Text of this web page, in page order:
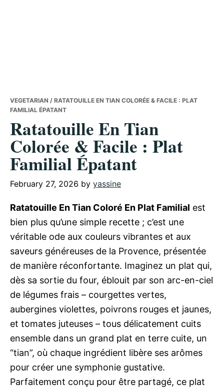
VEGETARIAN / RATATOUILLE EN TIAN COLORÉE & FACILE : PLAT
FAMILIAL ÉPATANT
Ratatouille En Tian
Colorée & Facile : Plat
Familial Épatant
February 27, 2026 by yassine
Ratatouille En Tian Coloré En Plat Familial est
bien plus qu’une simple recette ; c’est une
véritable ode aux couleurs vibrantes et aux
saveurs généreuses de la Provence, présentée
de manière réconfortante. Imaginez un plat qui,
dès sa sortie du four, éblouit par son arc-en-ciel
de légumes frais – courgettes vertes,
aubergines violettes, poivrons rouges et jaunes,
et tomates juteuses – tous délicatement cuits
ensemble dans un grand plat en terre cuite, un
“tian”, où chaque ingrédient libère ses arômes
pour créer une symphonie gustative.
Parfaitement conçu pour être partagé, ce plat